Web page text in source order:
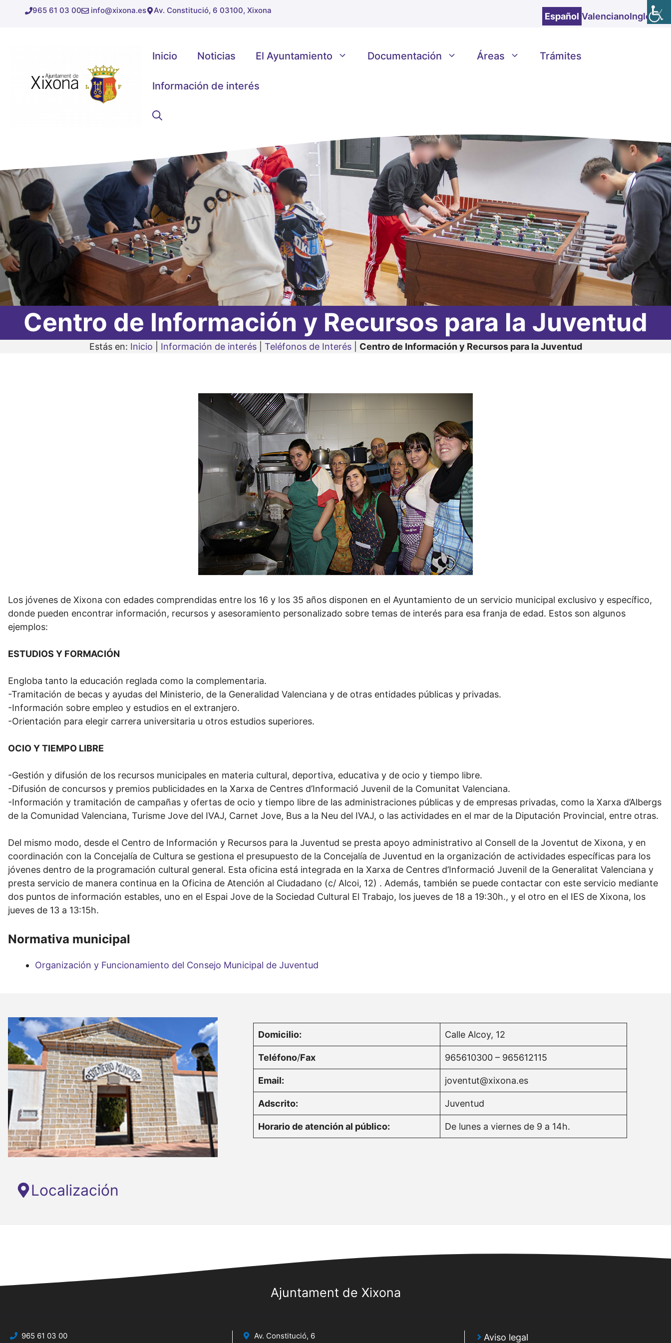
965 61 03 00 info@xixona.es Av. Constitució, 6 03100, Xixona
Español ValencianoInglés
Inicio Noticias El Ayuntamiento Documentación Áreas Trámites
Información de interés
Centro de Información y Recursos para la Juventud
Estás en: Inicio Información de interés| Teléfonos de Interés| Centro de Información y Recursos para la Juventud
Los jóvenes de Xixona con edades comprendidas entre los 16 y los 35 años disponen en el Ayuntamiento de un servicio municipal exclusivo y específico,
donde pueden encontrar información, recursos y asesoramiento personalizado sobre temas de interés para esa franja de edad. Estos son algunos
ejemplos:
ESTUDIOS Y FORMACIÓN
Engloba tanto la educación reglada como la complementaria.
-Tramitación de becas y ayudas del Ministerio, de la Generalidad Valenciana y de otras entidades públicas y privadas.
-Información sobre empleo y estudios en el extranjero.
-Orientación para elegir carrera universitaria u otros estudios superiores.
OCIO Y TIEMPO LIBRE
-Gestión y difusión de los recursos municipales en materia cultural, deportiva, educativa y de ocio y tiempo libre.
-Difusión de concursos y premios publicidades en la Xarxa de Centres d’Informació Juvenil de la Comunitat Valenciana.
-Información y tramitación de campañas y ofertas de ocio y tiempo libre de las administraciones públicas y de empresas privadas, como la Xarxa d’Albergs
de la Comunidad Valenciana, Turisme Jove del IVAJ, Carnet Jove, Bus a la Neu del IVAJ, o las actividades en el mar de la Diputación Provincial, entre otras.
Del mismo modo, desde el Centro de Información y Recursos para la Juventud se presta apoyo administrativo al Consell de la Joventut de Xixona, y en
coordinación con la Concejalía de Cultura se gestiona el presupuesto de la Concejalía de Juventud en la organización de actividades específicas para los
jóvenes dentro de la programación cultural general. Esta oficina está integrada en la Xarxa de Centres d’Informació Juvenil de la Generalitat Valenciana y
presta servicio de manera continua en la Oficina de Atención al Ciudadano (c/ Alcoi, 12) . Además, también se puede contactar con este servicio mediante
dos puntos de información estables, uno en el Espai Jove de la Sociedad Cultural El Trabajo, los jueves de 18 a 19:30h., y el otro en el IES de Xixona, los
jueves de 13 a 13:15h.
Normativa municipal
Organización y Funcionamiento del Consejo Municipal de Juventud
Domicilio: Calle Alcoy, 12
Teléfono/Fax 965610300 – 965612115
Email: joventut@xixona.es
Adscrito: Juventud
Horario de atención al público: De lunes a viernes de 9 a 14h.
Localización
Ajuntament de Xixona
965 61 03 00 Av. Constitució, 6 Aviso legal